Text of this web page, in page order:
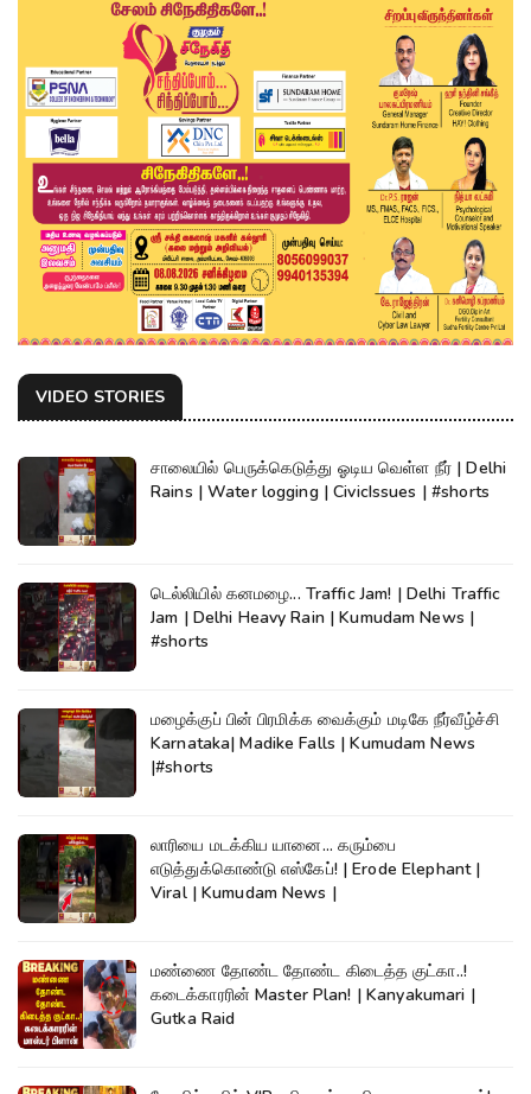
VIDEO STORIES
சாலையில் பெருக்கெடுத்து ஓடிய வெள்ள நீர் | Delhi
Rains | Water logging | CivicIssues | #shorts
டெல்லியில் கனமழை... Traffic Jam! | Delhi Traffic
Jam | Delhi Heavy Rain | Kumudam News |
#shorts
மழைக்குப் பின் பிரமிக்க வைக்கும் மடிகே நீர்வீழ்ச்சி
Karnataka| Madike Falls | Kumudam News
|#shorts
லாரியை மடக்கிய யானை... கரும்பை
எடுத்துக்கொண்டு எஸ்கேப்! | Erode Elephant |
Viral | Kumudam News |
மண்ணை தோண்ட தோண்ட கிடைத்த குட்கா..!
கடைக்காரரின் Master Plan! | Kanyakumari |
Gutka Raid